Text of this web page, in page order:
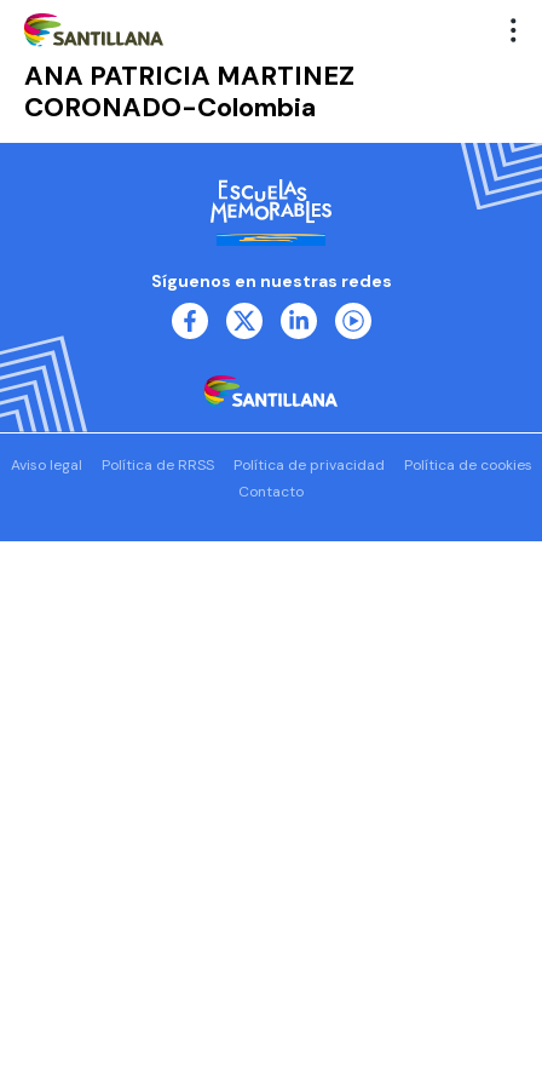
ANA PATRICIA MARTINEZ
CORONADO-Colombia
Síguenos en nuestras redes
Aviso legal Política de RRSS Política de privacidad
Política de cookies
Contacto